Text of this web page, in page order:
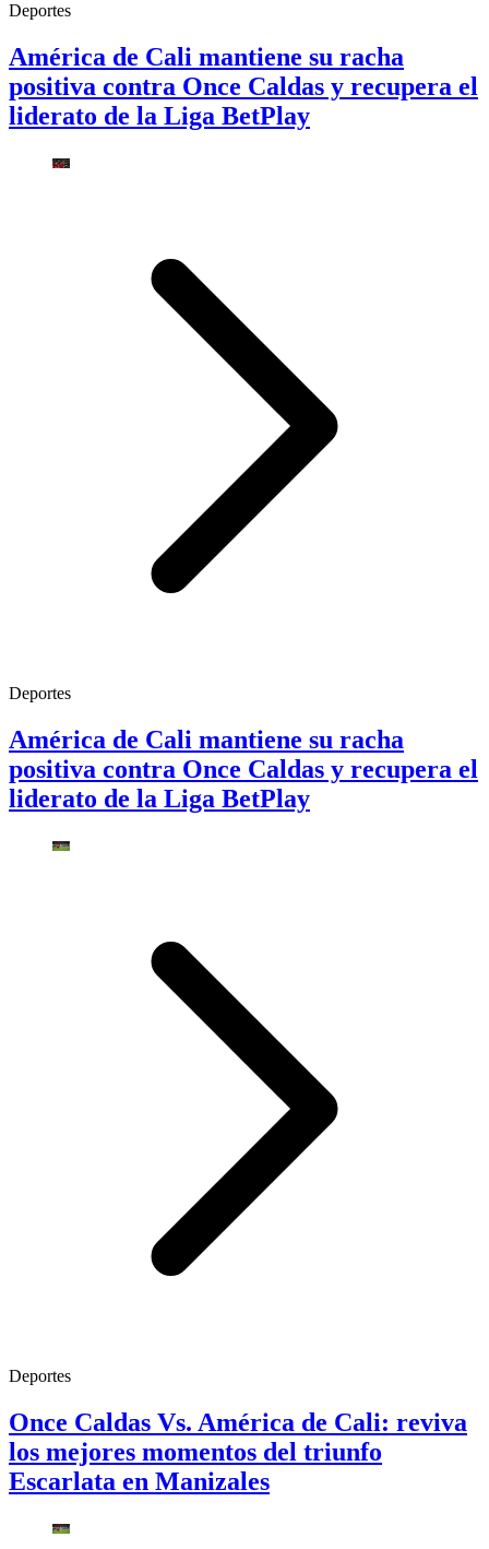
Deportes
América de Cali mantiene su racha
positiva contra Once Caldas y recupera el
liderato de la Liga BetPlay
Deportes
América de Cali mantiene su racha
positiva contra Once Caldas y recupera el
liderato de la Liga BetPlay
Deportes
Once Caldas Vs. América de Cali: reviva
los mejores momentos del triunfo
Escarlata en Manizales